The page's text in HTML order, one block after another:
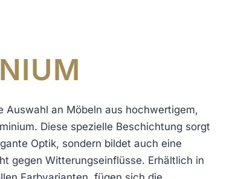
Auswahl an Möbeln aus hochwertigem,
Diese spezielle Beschichtung sorgt
Optik, sondern bildet auch eine
gegen Witterungseinflüsse. Erhältlich in